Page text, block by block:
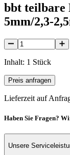
bbt teilbare
5mm/2,3-
Inhalt: 1 Stück
Preis anfragen
Lieferzeit auf
Haben Sie Fragen?
Unsere